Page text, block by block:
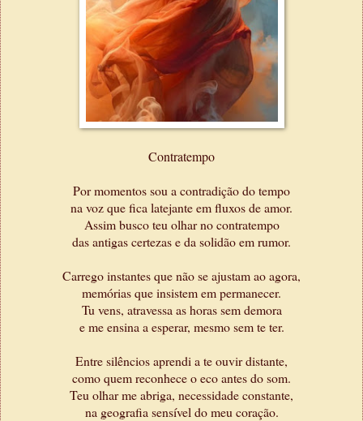
Contratempo
Por momentos sou a contradição do tempo
na voz que fica latejante em fluxos de amor.
Assim busco teu olhar no contratempo
das antigas certezas e da solidão em rumor.
Carrego instantes que não se ajustam ao agora,
memórias que insistem em permanecer.
Tu vens, atravessa as horas sem demora
e me ensina a esperar, mesmo sem te ter.
Entre silêncios aprendi a te ouvir distante,
como quem reconhece o eco antes do som.
Teu olhar me abriga, necessidade constante,
na geografia sensível do meu coração.